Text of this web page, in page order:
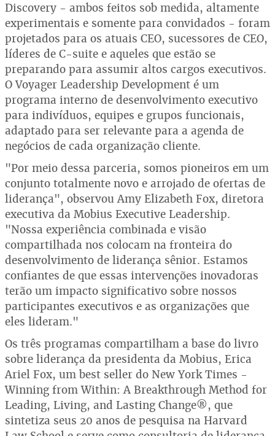
Discovery - ambos feitos sob medida, altamente
experimentais e somente para convidados - foram
projetados para os atuais CEO, sucessores de CEO,
líderes de C-suite e aqueles que estão se
preparando para assumir altos cargos executivos.
O Voyager Leadership Development é um
programa interno de desenvolvimento executivo
para indivíduos, equipes e grupos funcionais,
adaptado para ser relevante para a agenda de
negócios de cada organização cliente.
"Por meio dessa parceria, somos pioneiros em um
conjunto totalmente novo e arrojado de ofertas de
liderança", observou Amy Elizabeth Fox, diretora
executiva da Mobius Executive Leadership.
"Nossa experiência combinada e visão
compartilhada nos colocam na fronteira do
desenvolvimento de liderança sênior. Estamos
confiantes de que essas intervenções inovadoras
terão um impacto significativo sobre nossos
participantes executivos e as organizações que
eles lideram."
Os três programas compartilham a base do livro
sobre liderança da presidenta da Mobius, Erica
Ariel Fox, um best seller do New York Times -
Winning from Within: A Breakthrough Method for
Leading, Living, and Lasting Change®, que
sintetiza seus 20 anos de pesquisa na Harvard